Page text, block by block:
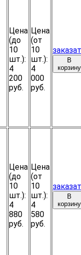
Цена
(до
10
шт.):
4
200
руб.
Цена
(от
10
шт.):
4
000
руб.
В
корзину
Цена
(до
10
шт.):
4
880
руб.
Цена
(от
10
шт.):
4
580
руб.
В
корзину